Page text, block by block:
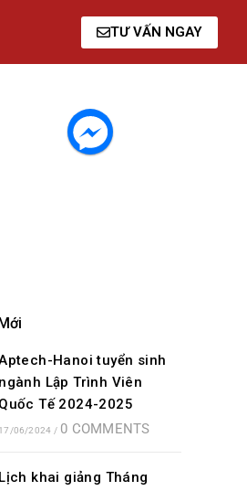
TƯ VẤN NGAY
Hanoi tuyển sinh
ngành Lập Trình Viên
Quốc Tế 2024-2025
17/06/2024 / 0 COMMENTS
Lịch khai giảng Tháng